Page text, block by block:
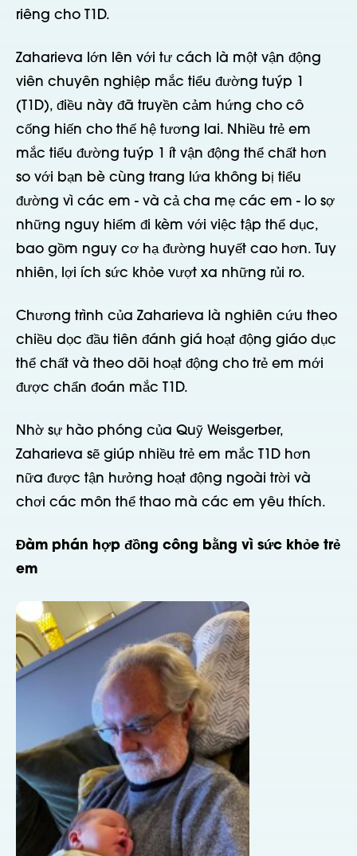
riêng cho T1D.
Zaharieva lớn lên với tư cách là một vận động
viên chuyên nghiệp mắc tiểu đường tuýp 1
(T1D), điều này đã truyền cảm hứng cho cô
cống hiến cho thế hệ tương lai. Nhiều trẻ em
mắc tiểu đường tuýp 1 ít vận động thể chất hơn
so với bạn bè cùng trang lứa không bị tiểu
đường vì các em - và cả cha mẹ các em - lo sợ
những nguy hiểm đi kèm với việc tập thể dục,
bao gồm nguy cơ hạ đường huyết cao hơn. Tuy
nhiên, lợi ích sức khỏe vượt xa những rủi ro.
Chương trình của Zaharieva là nghiên cứu theo
chiều dọc đầu tiên đánh giá hoạt động giáo dục
thể chất và theo dõi hoạt động cho trẻ em mới
được chẩn đoán mắc T1D.
Nhờ sự hào phóng của Quỹ Weisgerber,
Zaharieva sẽ giúp nhiều trẻ em mắc T1D hơn
nữa được tận hưởng hoạt động ngoài trời và
chơi các môn thể thao mà các em yêu thích.
Đàm phán hợp đồng công bằng vì sức khỏe trẻ
em